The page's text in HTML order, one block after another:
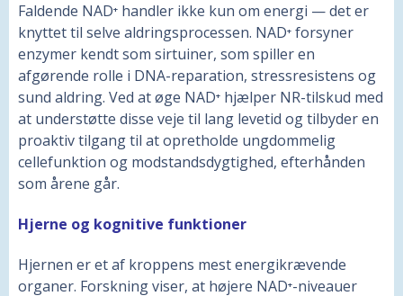
Faldende NAD⁺ handler ikke kun om energi — det er
knyttet til selve aldringsprocessen. NAD⁺ forsyner
enzymer kendt som sirtuiner, som spiller en
afgørende rolle i DNA-reparation, stressresistens og
sund aldring. Ved at øge NAD⁺ hjælper NR-tilskud med
at understøtte disse veje til lang levetid og tilbyder en
proaktiv tilgang til at opretholde ungdommelig
cellefunktion og modstandsdygtighed, efterhånden
som årene går.
Hjerne og kognitive funktioner
Hjernen er et af kroppens mest energikrævende
organer. Forskning viser, at højere NAD⁺-niveauer